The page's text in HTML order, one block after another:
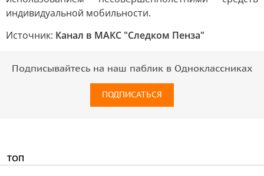
индивидуальной мобильности.
Источник: Канал в МАКС "Следком Пенза"
Подписывайтесь на наш паблик в Одноклассниках
ПОДПИСАТЬСЯ
ТОП